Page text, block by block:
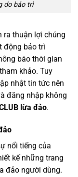
do bảo trì
ra thuận lợi chúng
động bảo trì
báo thời gian
khảo. Tuy
nhật tin tức nên
đăng nhập không
lừa đảo.
nổi tiếng của
kế những trang
đảo người dùng.